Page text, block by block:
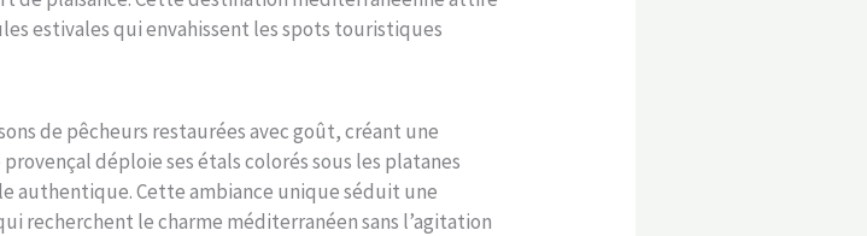
estivales qui envahissent les spots touristiques
de pêcheurs restaurées avec goût, créant une
provençal déploie ses étals colorés sous les platanes
authentique. Cette ambiance unique séduit une
recherchent le charme méditerranéen sans l’agitation